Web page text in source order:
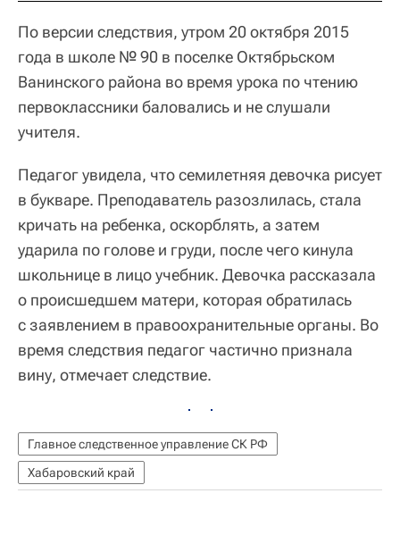
По версии следствия, утром 20 октября 2015
года в школе № 90 в поселке Октябрьском
Ванинского района во время урока по чтению
первоклассники баловались и не слушали
учителя.
Педагог увидела, что семилетняя девочка рисует
в букваре. Преподаватель разозлилась, стала
кричать на ребенка, оскорблять, а затем
ударила по голове и груди, после чего кинула
школьнице в лицо учебник. Девочка рассказала
о происшедшем матери, которая обратилась
с заявлением в правоохранительные органы. Во
время следствия педагог частично признала
вину, отмечает следствие.
Главное следственное управление СК РФ
Хабаровский край